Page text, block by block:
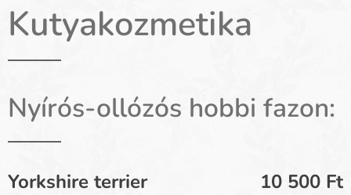
Kutyakozmetika
Nyírós-ollózós hobbi fazon:
Yorkshire terrier
10 500 Ft